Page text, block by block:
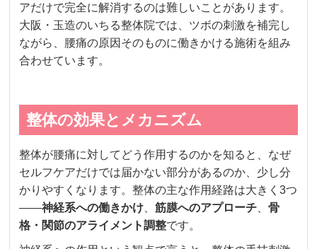
アだけで完全に解消するのは難しいことがあります。
大阪・玉造のいちる整体院では、ツボの刺激を補完し
ながら、腰痛の原因そのものに働きかける施術を組み
合わせています。
整体の効果とメカニズム
整体が腰痛に対してどう作用するのかを知ると、なぜ
セルフケアだけでは届かない部分があるのか、少し分
かりやすくなります。整体の主な作用経路は大きく3つ
——神経系への働きかけ 、筋膜へのアプローチ 、骨
格・関節のアライメント調整です。